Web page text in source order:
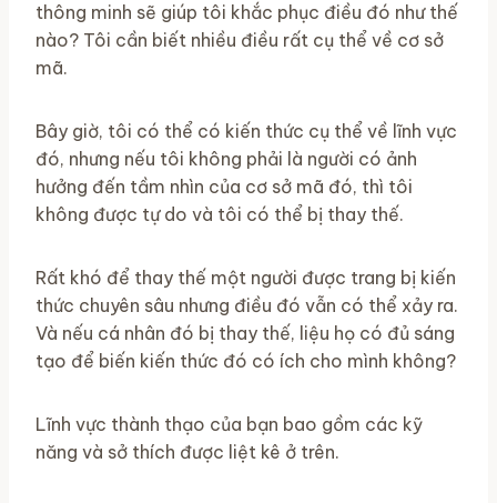
thông minh sẽ giúp tôi khắc phục điều đó như thế
nào? Tôi cần biết nhiều điều rất cụ thể về cơ sở
mã.
Bây giờ, tôi có thể có kiến ​​thức cụ thể về lĩnh vực
đó, nhưng nếu tôi không phải là người có ảnh
hưởng đến tầm nhìn của cơ sở mã đó, thì tôi
không được tự do và tôi có thể bị thay thế.
Rất khó để thay thế một người được trang bị kiến ​​
thức chuyên sâu nhưng điều đó vẫn có thể xảy ra.
Và nếu cá nhân đó bị thay thế, liệu họ có đủ sáng
tạo để biến kiến ​​thức đó có ích cho mình không?
Lĩnh vực thành thạo của bạn bao gồm các kỹ
năng và sở thích được liệt kê ở trên.